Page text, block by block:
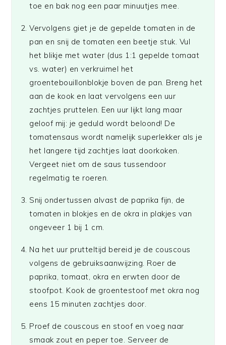
toe en bak nog een paar minuutjes mee.
Vervolgens giet je de gepelde tomaten in de
pan en snij de tomaten een beetje stuk. Vul
het blikje met water (dus 1:1 gepelde tomaat
vs. water) en verkruimel het
groentebouillonblokje boven de pan. Breng het
aan de kook en laat vervolgens een uur
zachtjes pruttelen. Een uur lijkt lang maar
geloof mij: je geduld wordt beloond! De
tomatensaus wordt namelijk superlekker als je
het langere tijd zachtjes laat doorkoken.
Vergeet niet om de saus tussendoor
regelmatig te roeren.
Snij ondertussen alvast de paprika fijn, de
tomaten in blokjes en de okra in plakjes van
ongeveer 1 bij 1 cm.
Na het uur prutteltijd bereid je de couscous
volgens de gebruiksaanwijzing. Roer de
paprika, tomaat, okra en erwten door de
stoofpot. Kook de groentestoof met okra nog
eens 15 minuten zachtjes door.
Proef de couscous en stoof en voeg naar
smaak zout en peper toe. Serveer de